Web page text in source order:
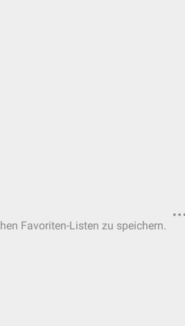
Favoriten-Listen zu speichern.